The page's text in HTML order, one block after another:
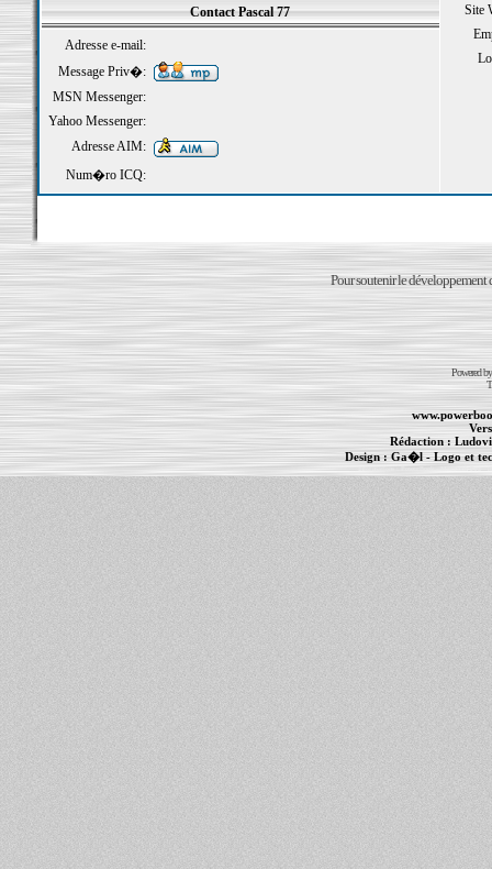
Site
Contact Pascal 77
Adresse e-mail:
Message Priv�:
MSN Messenger:
Yahoo Messenger:
Adresse AIM:
Num�ro ICQ:
Pour soutenir le développement
Powered
Rédaction :
Design : Ga�l- Logo et